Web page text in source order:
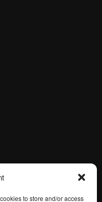
to store and/or access